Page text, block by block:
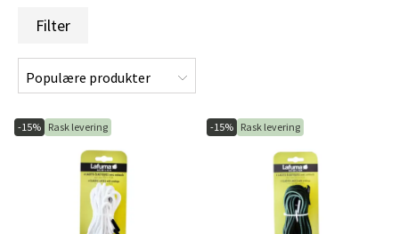
Filter
-15% Rask levering -15% Rask levering